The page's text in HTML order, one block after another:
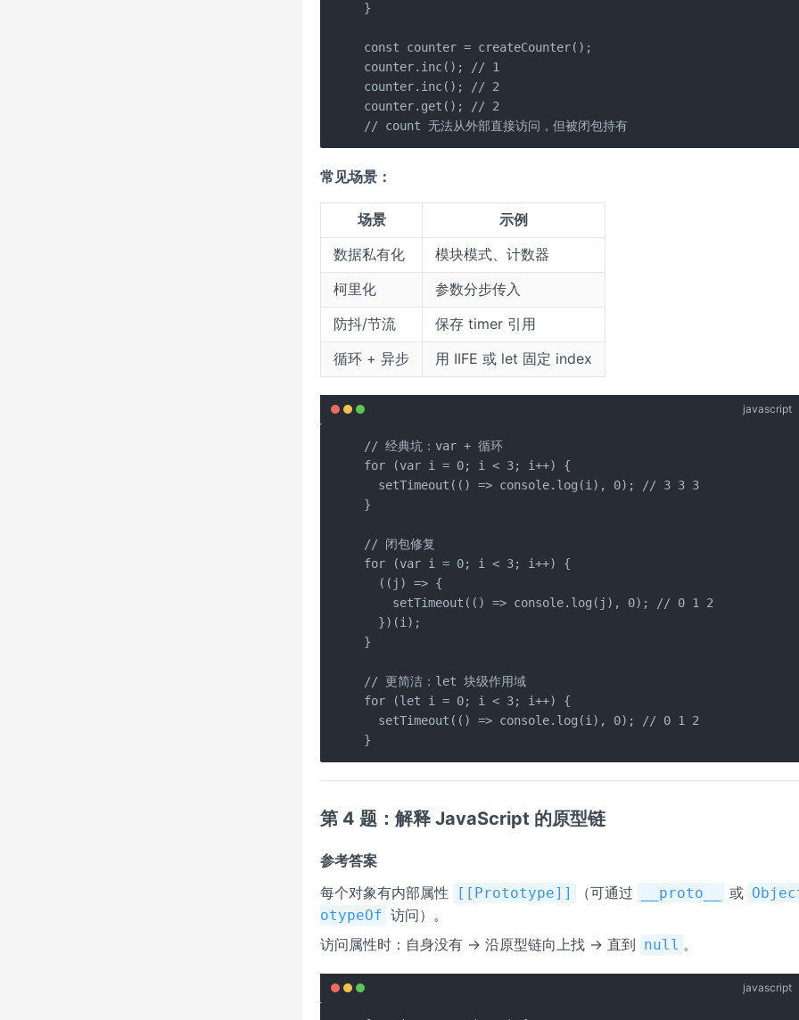
}
const counter = createCounter();
counter.inc(); // 1
counter.inc(); // 2
counter.get(); // 2
// count 无法从外部直接访问，但被闭包持有
常见场景：
场景
示例
数据私有化
模块模式、计数器
柯里化
参数分步传入
防抖/节流
保存 timer 引用
循环 + 异步
用 IIFE 或 let 固定 index
javascript
// 经典坑：var + 循环
for (var i = 0; i < 3; i++) {
  setTimeout(() => console.log(i), 0); // 3 3 3
}
// 闭包修复
for (var i = 0; i < 3; i++) {
  ((j) => {
    setTimeout(() => console.log(j), 0); // 0 1 2
  })(i);
}
// 更简洁：let 块级作用域
for (let i = 0; i < 3; i++) {
  setTimeout(() => console.log(i), 0); // 0 1 2
}
第 4 题：解释 JavaScript 的原型链
参考答案
每个对象有内部属性
[[Prototype]] （可通过 __proto__ 或
otypeOf 访问）。
访问属性时：自身没有 → 沿原型链向上找 → 直到 null 。
javascript